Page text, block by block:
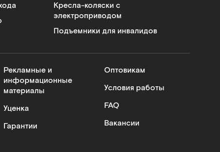
Кресла-коляски с
электроприводом
Подъемники для инвалидов
Рекламные и
информационные
материалы
Уценка
Гарантии
Оптовикам
Условия работы
FAQ
Вакансии